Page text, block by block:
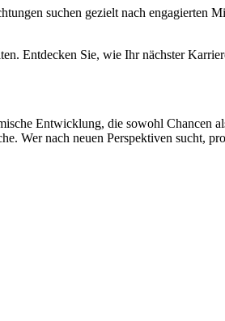
suchen gezielt nach engagierten
Entdecken Sie, wie Ihr nächster
Entwicklung, die sowohl Chancen
Wer nach neuen Perspektiven sucht,